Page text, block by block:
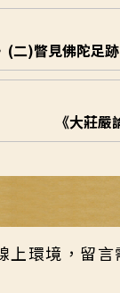
(二)瞥見佛陀足跡
《大莊
上環境，留言